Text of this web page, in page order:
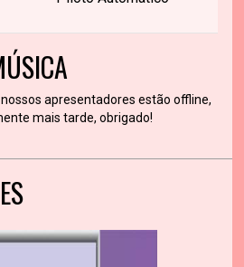
apresentadores estão offline,
mais tarde, obrigado!